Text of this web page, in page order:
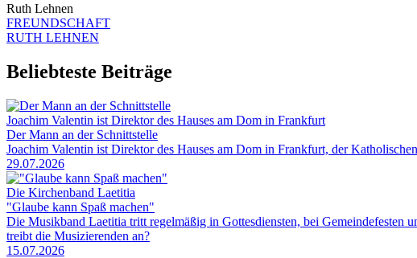
Ruth Lehnen
FREUNDSCHAFT
RUTH LEHNEN
Beliebteste Beiträge
Joachim Valentin ist Direktor des Hauses am Dom in Frankfurt
Der Mann an der Schnittstelle
Joachim Valentin ist Direktor des Hauses am Dom in Frankfurt, der
29.07.2026
Die Kirchenband Laetitia
"Glaube kann Spaß machen"
Die Musikband Laetitia tritt regelmäßig in Gottesdiensten, bei
treibt die Musizierenden an?
15.07.2026